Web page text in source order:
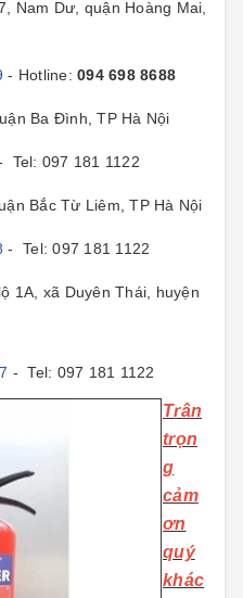
Nam Dư, quận Hoàng Mai,
- Hotline: 094 698 8688
Ba Đình, TP Hà Nội
Tel: 097 181 1122
Bắc Từ Liêm, TP Hà Nội
- Tel: 097 181 1122
1A, xã Duyên Thái, huyện
- Tel: 097 181 1122
Trân
trọn
g
cảm
ơn
quý
khác